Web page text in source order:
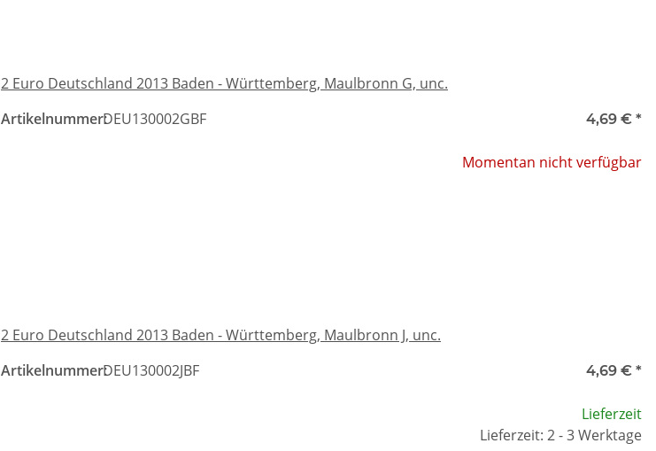
2 Euro Deutschland 2013 Baden - Württemberg, Maulbronn G, unc.
Artikelnummer:DEU130002GBF 4,69 € *
Momentan nicht verfügbar
2 Euro Deutschland 2013 Baden - Württemberg, Maulbronn J, unc.
Artikelnummer:DEU130002JBF 4,69 € *
Lieferzeit
Lieferzeit: 2 - 3 Werktage